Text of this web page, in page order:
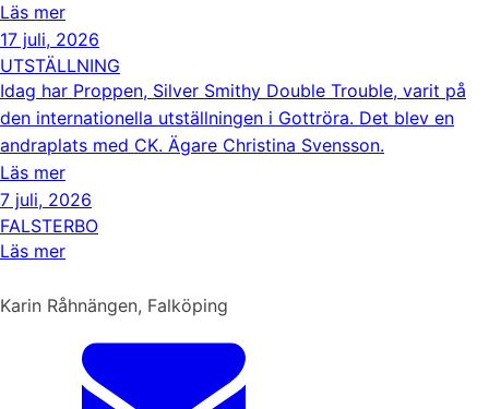
Läs mer
17 juli, 2026
UTSTÄLLNING
Idag har Proppen, Silver Smithy Double Trouble, varit på
den internationella utställningen i Gottröra. Det blev en
andraplats med CK. Ägare Christina Svensson.
Läs mer
7 juli, 2026
FALSTERBO
Läs mer
Karin Råhnängen, Falköping